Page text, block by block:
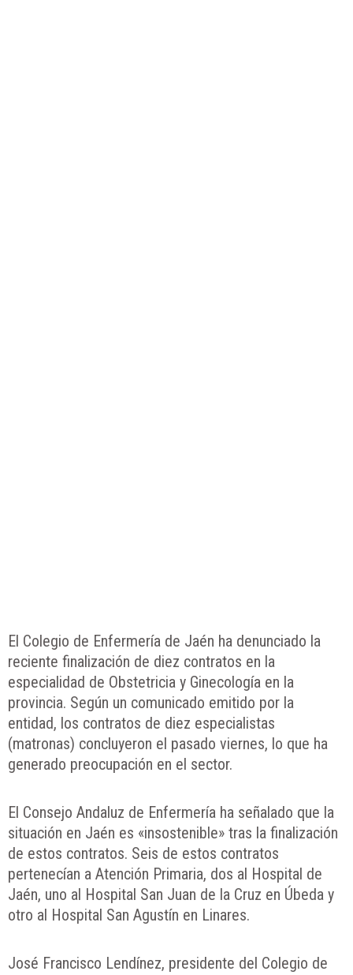
El Colegio de Enfermería de Jaén ha denunciado la
reciente finalización de diez contratos en la
especialidad de Obstetricia y Ginecología en la
provincia. Según un comunicado emitido por la
entidad, los contratos de diez especialistas
(matronas) concluyeron el pasado viernes, lo que ha
generado preocupación en el sector.
El Consejo Andaluz de Enfermería ha señalado que la
situación en Jaén es «insostenible» tras la finalización
de estos contratos. Seis de estos contratos
pertenecían a Atención Primaria, dos al Hospital de
Jaén, uno al Hospital San Juan de la Cruz en Úbeda y
otro al Hospital San Agustín en Linares.
José Francisco Lendínez, presidente del Colegio de